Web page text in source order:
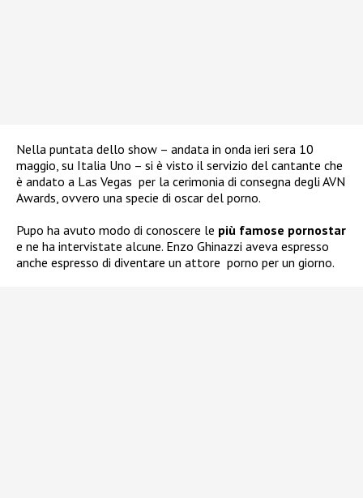
Nella puntata dello show – andata in onda ieri sera 10
maggio, su Italia Uno – si è visto il servizio del cantante che
è andato a Las Vegas per la cerimonia di consegna degli AVN
Awards, ovvero una specie di oscar del porno.
Pupo ha avuto modo di conoscere le più famose pornostar
e ne ha intervistate alcune. Enzo Ghinazzi aveva espresso
anche espresso di diventare un attore porno per un giorno.